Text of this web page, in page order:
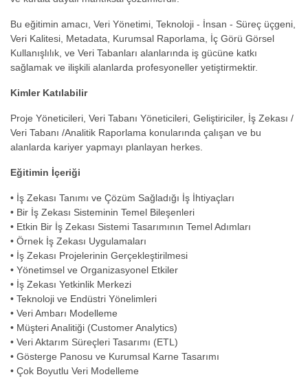
Bu eğitimin amacı, Veri Yönetimi, Teknoloji - İnsan - Süreç üçgeni,
Veri Kalitesi, Metadata, Kurumsal Raporlama, İç Görü Görsel
Kullanışlılık, ve Veri Tabanları alanlarında iş gücüne katkı
sağlamak ve ilişkili alanlarda profesyoneller yetiştirmektir.
Kimler Katılabilir
Proje Yöneticileri, Veri Tabanı Yöneticileri, Geliştiriciler, İş Zekası /
Veri Tabanı /Analitik Raporlama konularında çalışan ve bu
alanlarda kariyer yapmayı planlayan herkes.
Eğitimin İçeriği
• İş Zekası Tanımı ve Çözüm Sağladığı İş İhtiyaçları
• Bir İş Zekası Sisteminin Temel Bileşenleri
• Etkin Bir İş Zekası Sistemi Tasarımının Temel Adımları
• Örnek İş Zekası Uygulamaları
• İş Zekası Projelerinin Gerçekleştirilmesi
• Yönetimsel ve Organizasyonel Etkiler
• İş Zekası Yetkinlik Merkezi
• Teknoloji ve Endüstri Yönelimleri
• Veri Ambarı Modelleme
• Müşteri Analitiği (Customer Analytics)
• Veri Aktarım Süreçleri Tasarımı (ETL)
• Gösterge Panosu ve Kurumsal Karne Tasarımı
• Çok Boyutlu Veri Modelleme